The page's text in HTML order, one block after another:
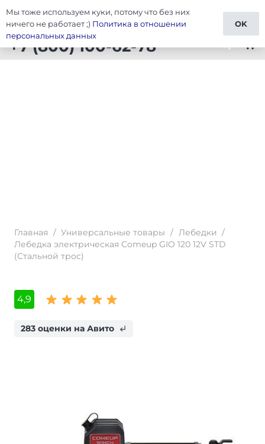
Тюнинг Универсальные товары
+7 (800) 100-62-78 shopping_cart
Главная / Универсальные товары / Лебедки /
Лебедка электрическая Comeup GIO 120 12V STD
(Стальной трос)
4,9
283 оценки на Авито subdirectory_arrow_left
Мы тоже используем куки, потому что без них
ничего не работает ;) Политика в отношении
персональных данных
OK